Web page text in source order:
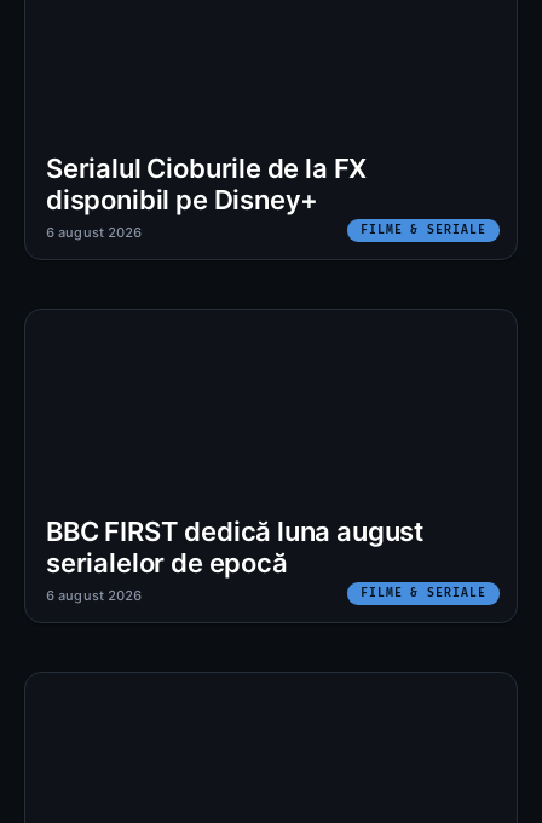
Serialul Cioburile de la FX
disponibil pe Disney+
FILME & SERIALE
6 august 2026
BBC FIRST dedică luna august
serialelor de epocă
FILME & SERIALE
6 august 2026